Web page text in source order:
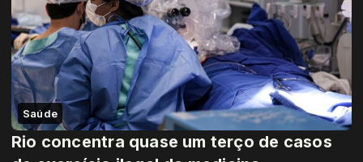
Saúde
Rio concentra quase um terço de casos